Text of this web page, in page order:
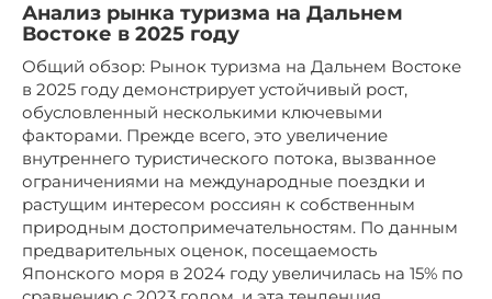
Анализ рынка туризма на Дальнем
Востоке в 2025 году
Общий обзор: Рынок туризма на Дальнем Востоке
в 2025 году демонстрирует устойчивый рост,
обусловленный несколькими ключевыми
факторами. Прежде всего, это увеличение
внутреннего туристического потока, вызванное
ограничениями на международные поездки и
растущим интересом россиян к собственным
природным достопримечательностям. По данным
предварительных оценок, посещаемость
Японского моря в 2024 году увеличилась на 15% по